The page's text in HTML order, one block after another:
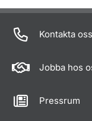
Om sidan
Kontakta oss
Jobba hos
Pressrum